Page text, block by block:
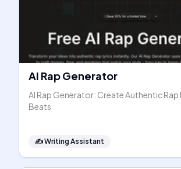
AI Rap Generator
AI Rap Generator: Create Authentic Rap
Beats
✍️Writing Assistant